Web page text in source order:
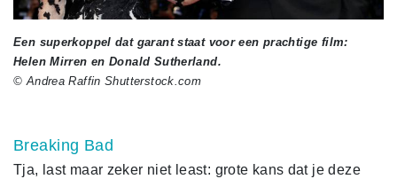
Een superkoppel dat garant staat voor een prachtige film:
Helen Mirren en Donald Sutherland.
© Andrea Raffin Shutterstock.com
Breaking Bad
Tja, last maar zeker niet least: grote kans dat je deze